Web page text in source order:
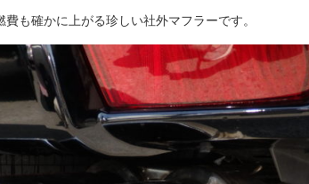
費も確かに上がる珍しい社外マフラーです。